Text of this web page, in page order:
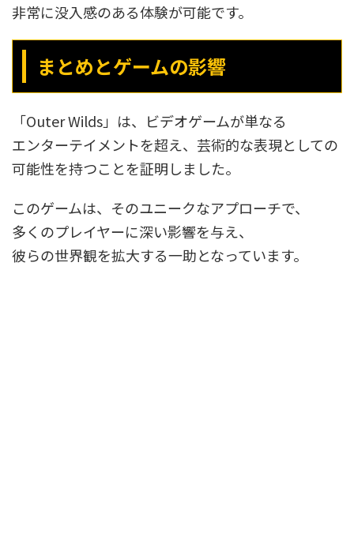
非常に没入感のある体験が可能です。
まとめとゲームの影響
「Outer Wilds」は、ビデオゲームが単なる
エンターテイメントを超え、芸術的な表現としての
可能性を持つことを証明しました。
このゲームは、そのユニークなアプローチで、
多くのプレイヤーに深い影響を与え、
彼らの世界観を拡大する一助となっています。